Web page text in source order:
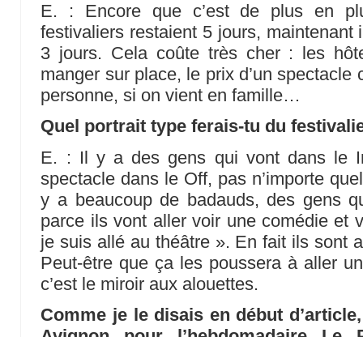
E. : Encore que c’est de plus en
festivaliers restaient 5 jours,
3 jours. Cela coûte très cher : les
manger sur place, le prix d’un spectacle
personne, si on vient en famille…
Quel portrait type ferais-tu du
E. : Il y a des gens qui vont dans le
spectacle dans le Off, pas n’importe
y a beaucoup de badauds, des gens
parce ils vont aller voir une comédie et
je suis allé au théâtre ». En fait ils sont
Peut-être que ça les poussera à aller
c’est le miroir aux alouettes.
Comme je le disais en début